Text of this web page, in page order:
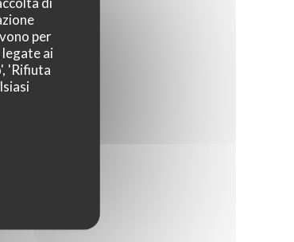
per
ai
'Rifiuta